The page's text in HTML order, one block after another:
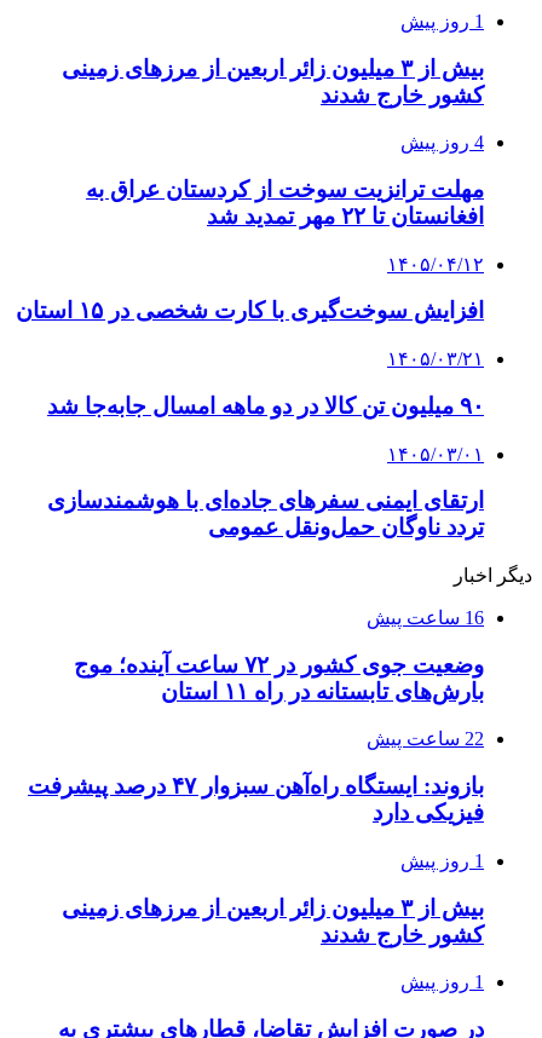
1 روز پیش
بیش از ۳ میلیون زائر اربعین از مرزهای زمینی
کشور خارج شدند
4 روز پیش
مهلت ترانزیت سوخت از کردستان عراق به
افغانستان تا ۲۲ مهر تمدید شد
۱۴۰۵/۰۴/۱۲
افزایش سوخت‌گیری با کارت شخصی در ۱۵ استان
۱۴۰۵/۰۳/۲۱
۹۰ میلیون تن کالا در دو ماهه امسال جابه‌جا شد
۱۴۰۵/۰۳/۰۱
ارتقای ایمنی سفرهای جاده‌ای با هوشمندسازی
تردد ناوگان حمل‌ونقل عمومی
دیگر اخبار
16 ساعت پیش
وضعیت جوی کشور در ۷۲ ساعت آینده؛ موج
بارش‌های تابستانه در راه ۱۱ استان
22 ساعت پیش
بازوند: ایستگاه راه‌آهن سبزوار ۴۷ درصد پیشرفت
فیزیکی دارد
1 روز پیش
بیش از ۳ میلیون زائر اربعین از مرزهای زمینی
کشور خارج شدند
1 روز پیش
در صورت افزایش تقاضا، قطارهای بیشتری به